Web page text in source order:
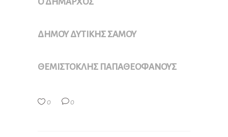
Ο ΔΗΜΑΡΧΟΣ
ΔΗΜΟΥ ΔΥΤΙΚΗΣ ΣΑΜΟΥ
ΘΕΜΙΣΤΟΚΛΗΣ ΠΑΠΑΘΕΟΦΑΝΟΥΣ
0 0